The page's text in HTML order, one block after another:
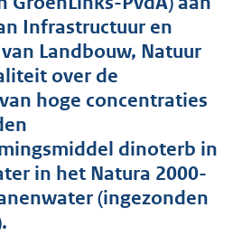
s
g
r
o
t
e
:
3
9
Infrastructuur en
Landbouw, Natuur
over de
hoge concentraties
dinoterb in
in het Natura 2000-
(ingezonden